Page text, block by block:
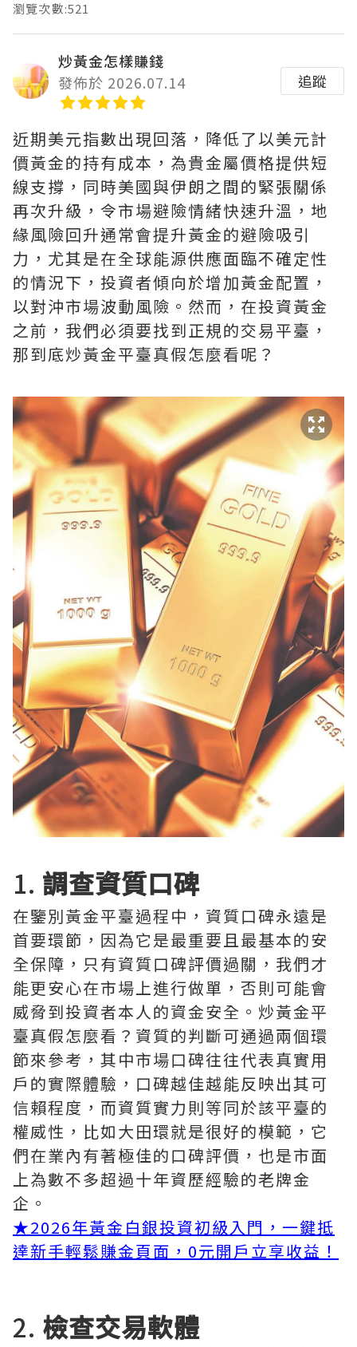
瀏覽次數:521
炒黃金怎樣賺錢
發佈於 2026.07.14
追蹤
近期美元指數出現回落，降低了以美元計
價黃金的持有成本，為貴金屬價格提供短
線支撐，同時美國與伊朗之間的緊張關係
再次升級，令市場避險情緒快速升溫，地
緣風險回升通常會提升黃金的避險吸引
力，尤其是在全球能源供應面臨不確定性
的情況下，投資者傾向於增加黃金配置，
以對沖市場波動風險。然而，在投資黃金
之前，我們必須要找到正規的交易平臺，
那到底炒黃金平臺真假怎麼看呢？
1. 調查資質口碑
在鑒別黃金平臺過程中，資質口碑永遠是
首要環節，因為它是最重要且最基本的安
全保障，只有資質口碑評價過關，我們才
能更安心在市場上進行做單，否則可能會
威脅到投資者本人的資金安全。炒黃金平
臺真假怎麼看？資質的判斷可通過兩個環
節來參考，其中市場口碑往往代表真實用
戶的實際體驗，口碑越佳越能反映出其可
信賴程度，而資質實力則等同於該平臺的
權威性，比如大田環就是很好的模範，它
們在業內有著極佳的口碑評價，也是市面
上為數不多超過十年資歷經驗的老牌金
企。
★2026年黃金白銀投資初級入門，一鍵抵
達新手輕鬆賺金頁面，0元開戶立享收益！
2. 檢查交易軟體